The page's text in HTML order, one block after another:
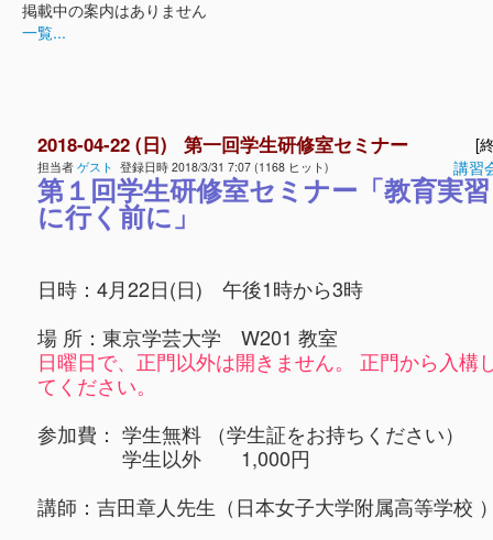
掲載中の案内はありません
一覧...
[
2018-04-22 (日) 第一回学生研修室セミナー
講習
担当者 ゲスト 登録日時 2018/3/31 7:07 (1168 ヒット)
第１回学生研修室セミナー「教育実習
に行く前に」
日時：4月22日(日) 午後1時から3時
場 所：東京学芸大学 W201 教室
日曜日で、正門以外は開きません。 正門から入構
てください。
参加費： 学生無料 （学生証をお持ちください）
学生以外 1,000円
講師：吉田章人先生（日本女子大学附属高等学校